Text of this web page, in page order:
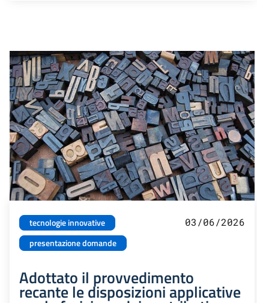
tecnologie innovative
presentazione domande
03/06/2026
Adottato il provvedimento
recante le disposizioni applicative